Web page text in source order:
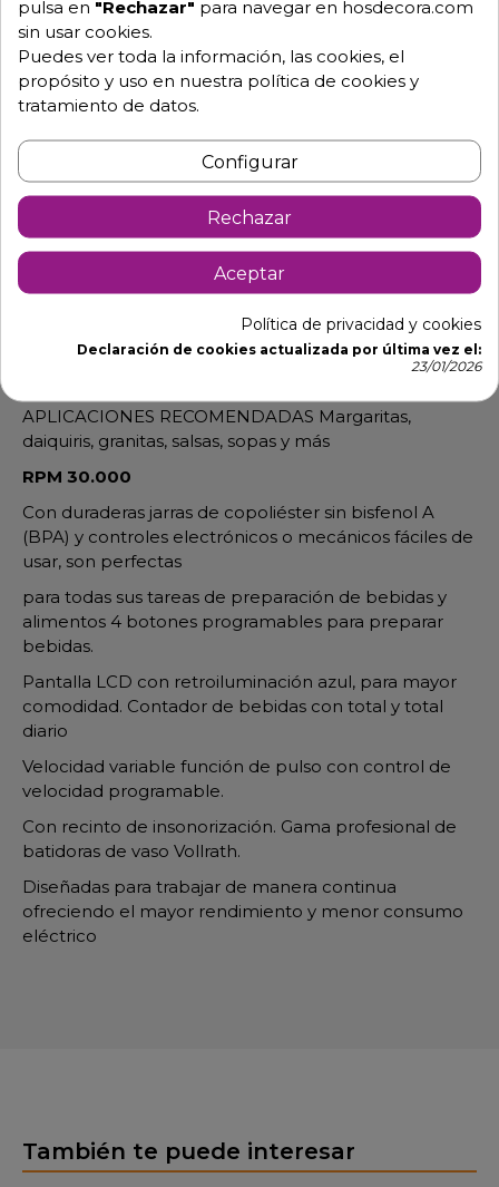
Descripción Detalles de producto
Batidoras de vaso para
cocteleriasMX1500XTXSEE
USO Y SERVICIO Preparación de alimentos y bebidas
Servicio mediano a pesado
APLICACIONES RECOMENDADAS Margaritas,
daiquiris, granitas, salsas, sopas y más
RPM 30.000
Con duraderas jarras de copoliéster sin bisfenol A
(BPA) y controles electrónicos o mecánicos fáciles de
usar, son perfectas
para todas sus tareas de preparación de bebidas y
alimentos 4 botones programables para preparar
bebidas.
Pantalla LCD con retroiluminación azul, para mayor
comodidad. Contador de bebidas con total y total
diario
Velocidad variable función de pulso con control de
velocidad programable.
Con recinto de insonorización. Gama profesional de
batidoras de vaso Vollrath.
Diseñadas para trabajar de manera continua
ofreciendo el mayor rendimiento y menor consumo
eléctrico
También te puede interesar
pulsa en "Rechazar" para navegar en hosdecora.com
sin usar cookies.
Puedes ver toda la información, las cookies, el
propósito y uso en nuestra política de cookies y
tratamiento de datos.
Configurar
Rechazar
Aceptar
Política de privacidad y cookies
Declaración de cookies actualizada por última vez el:
23/01/2026